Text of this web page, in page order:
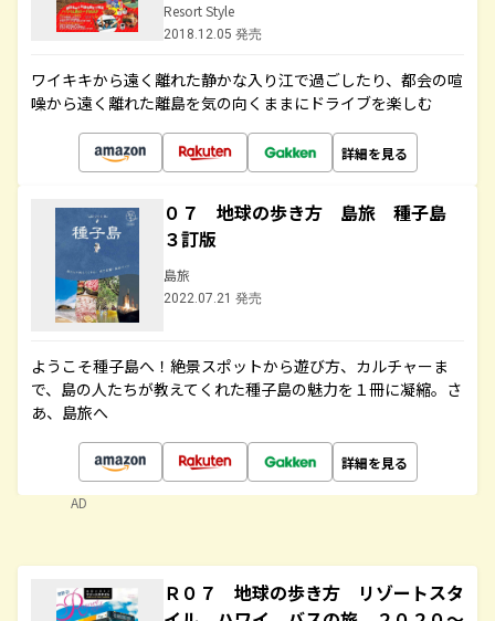
Resort Style
2018.12.05 発売
ワイキキから遠く離れた静かな入り江で過ごしたり、都会の喧
噪から遠く離れた離島を気の向くままにドライブを楽しむ
詳細を見る
０７ 地球の歩き方 島旅 種子島
３訂版
島旅
2022.07.21 発売
ようこそ種子島へ！絶景スポットから遊び方、カルチャーま
で、島の人たちが教えてくれた種子島の魅力を１冊に凝縮。さ
あ、島旅へ
詳細を見る
AD
Ｒ０７ 地球の歩き方 リゾートスタ